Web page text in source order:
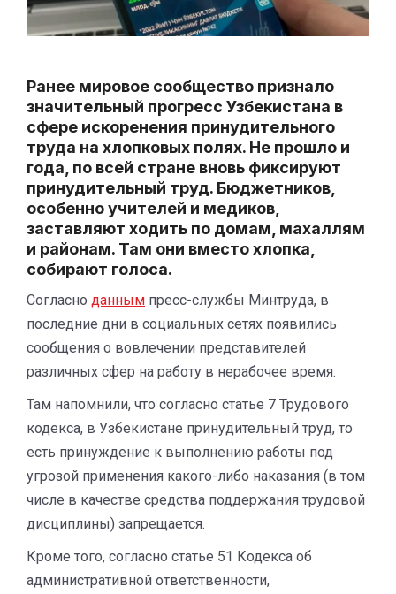
Ранее мировое сообщество признало
значительный прогресс Узбекистана в
сфере искоренения принудительного
труда на хлопковых полях. Не прошло и
года, по всей стране вновь фиксируют
принудительный труд. Бюджетников,
особенно учителей и медиков,
заставляют ходить по домам, махаллям
и районам. Там они вместо хлопка,
собирают голоса.
Согласно данным пресс-службы Минтруда, в
последние дни в социальных сетях появились
сообщения о вовлечении представителей
различных сфер на работу в нерабочее время.
Там напомнили, что согласно статье 7 Трудового
кодекса, в Узбекистане принудительный труд, то
есть принуждение к выполнению работы под
угрозой применения какого-либо наказания (в том
числе в качестве средства поддержания трудовой
дисциплины) запрещается.
Кроме того, согласно статье 51 Кодекса об
административной ответственности,